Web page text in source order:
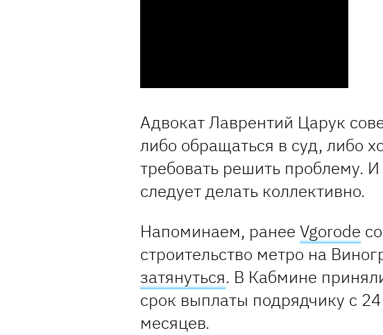
Адвокат Лаврентий Царук
либо обращаться в суд, либо
требовать решить проблему.
следует делать коллективно.
Напоминаем, ранее Vgorode
строительство метро на
затянуться. В Кабмине
срок выплаты подрядчику с
месяцев.